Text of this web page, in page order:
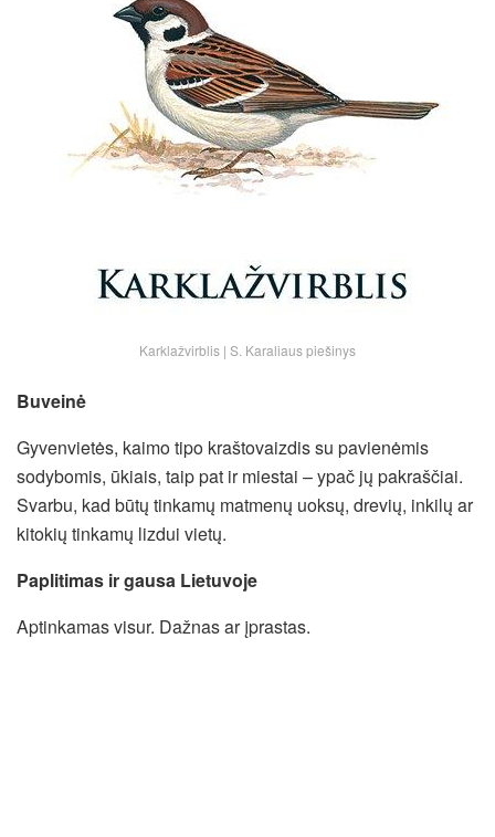
Karklažvirblis | S. Karaliaus piešinys
Buveinė
Gyvenvietės, kaimo tipo kraštovaizdis su pavienėmis
sodybomis, ūkiais, taip pat ir miestai – ypač jų pakraščiai.
Svarbu, kad būtų tinkamų matmenų uoksų, drevių, inkilų ar
kitokių tinkamų lizdui vietų.
Paplitimas ir gausa Lietuvoje
Aptinkamas visur. Dažnas ar įprastas.